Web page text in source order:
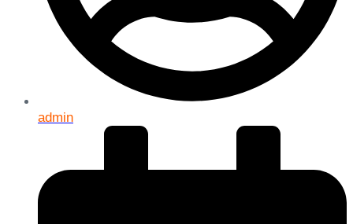
admin